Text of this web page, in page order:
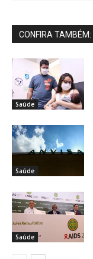
CONFIRA TAMBÉM:
Saúde
Saúde
Saúde